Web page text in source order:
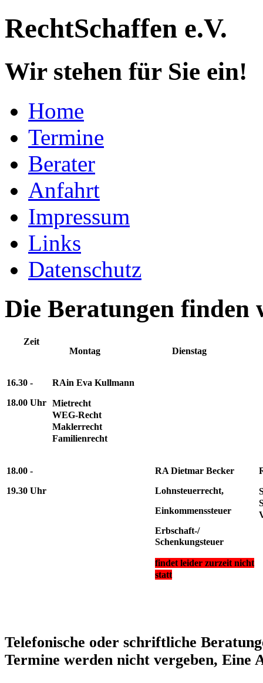
RechtSchaffen e.V.
Wir stehen für Sie ein!
Home
Termine
Berater
Anfahrt
Impressum
Links
Datenschutz
Die Beratungen finden
Zeit
Montag
Dienstag
16.30 -
18.00 Uhr
RAin Eva Kullmann
Mietrecht
WEG-Recht
Maklerrecht
Familienrecht
18.00 -
19.30 Uhr
RA Dietmar Becker
Lohnsteuerrecht,
Einkommenssteuer
Erbschaft-/
Schenkungsteuer
findet leider zurzeit nicht
statt
Telefonische oder schriftliche
Termine werden nicht vergeben,